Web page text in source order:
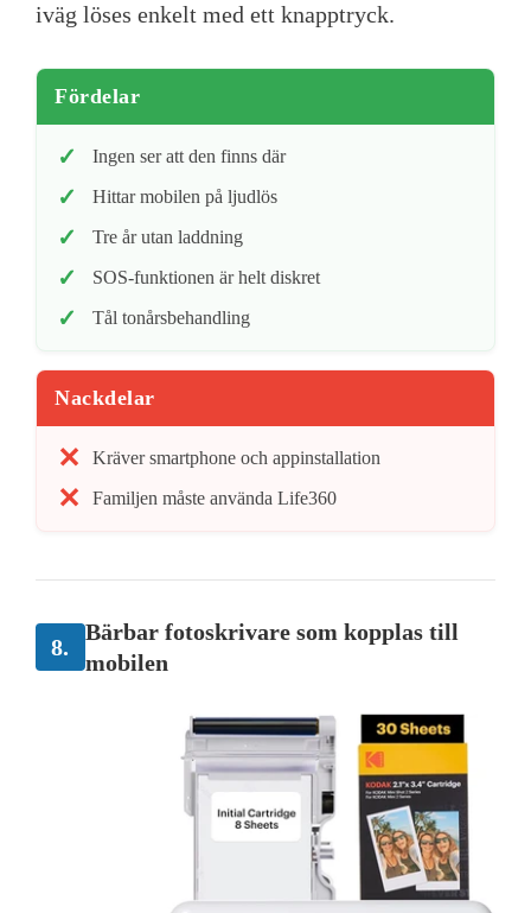
iväg löses enkelt med ett knapptryck.
Fördelar
Ingen ser att den finns där
Hittar mobilen på ljudlös
Tre år utan laddning
SOS-funktionen är helt diskret
Tål tonårsbehandling
Nackdelar
Kräver smartphone och appinstallation
Familjen måste använda Life360
8.
Bärbar fotoskrivare som kopplas till
mobilen